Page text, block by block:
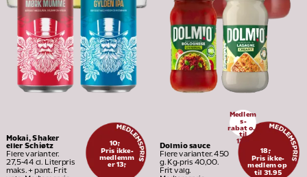
Mokai, Shaker
eller Schiøtz
Flere varianter.
27,5-44 cl. Literpris
maks. + pant. Frit
10,-
Pris ikke-
medlemm
er 13,-
Dolmio sauce
Flere varianter. 450
g. Kg-pris 40,00.
Frit valg.
Medlem
s-
rabat op
til
13
18,-
Pris ikke-
medlem op
til 31.95